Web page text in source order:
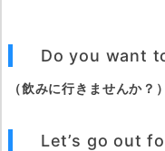
Do you want
（飲みに行きませんか？）
Let’s go out